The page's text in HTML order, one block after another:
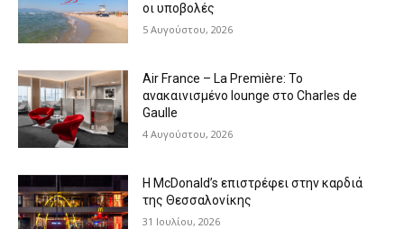
οι υποβολές
5 Αυγούστου, 2026
Air France – La Première: Το
ανακαινισμένο lounge στο Charles de
Gaulle
4 Αυγούστου, 2026
Η McDonald’s επιστρέφει στην καρδιά
της Θεσσαλονίκης
31 Ιουλίου, 2026